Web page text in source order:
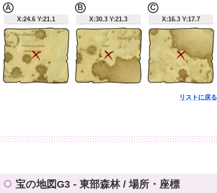
X:24.6 Y:21.1
A
X:30.3 Y:21.3
B
X:16.3 Y:17.7
C
リストに戻る
宝の地図G3 - 東部森林 / 場所・座標